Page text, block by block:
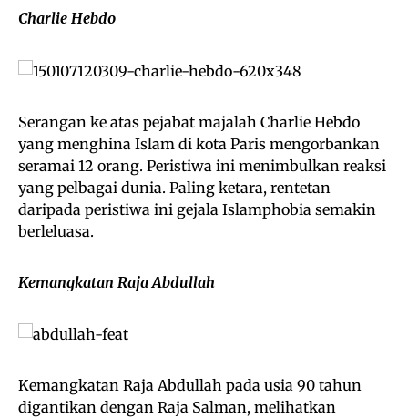
Charlie Hebdo
Serangan ke atas pejabat majalah Charlie Hebdo
yang menghina Islam di kota Paris mengorbankan
seramai 12 orang. Peristiwa ini menimbulkan reaksi
yang pelbagai dunia. Paling ketara, rentetan
daripada peristiwa ini gejala Islamphobia semakin
berleluasa.
Kemangkatan Raja Abdullah
Kemangkatan Raja Abdullah pada usia 90 tahun
digantikan dengan Raja Salman, melihatkan